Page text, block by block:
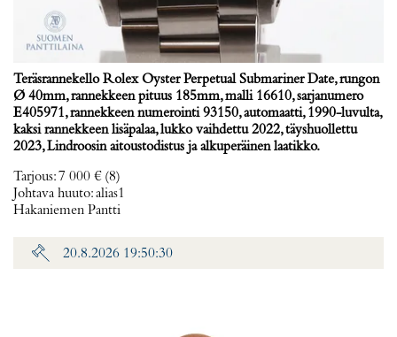
Teräsrannekello Rolex Oyster Perpetual Submariner Date, rungon
Ø 40mm, rannekkeen pituus 185mm, malli 16610, sarjanumero
E405971, rannekkeen numerointi 93150, automaatti, 1990-luvulta,
kaksi rannekkeen lisäpalaa, lukko vaihdettu 2022, täyshuollettu
2023, Lindroosin aitoustodistus ja alkuperäinen laatikko.
Tarjous:7 000 € (8)
Johtava huuto:alias1
Hakaniemen Pantti
20.8.2026 19:50:30